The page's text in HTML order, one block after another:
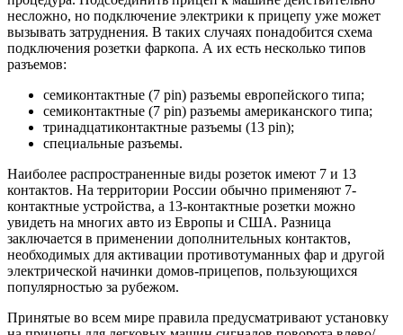
несложно, но подключение электрики к прицепу уже может
вызывать затруднения. В таких случаях понадобится схема
подключения розетки фаркопа. А их есть несколько типов
разъемов:
cемиконтактные (7 pin) разъемы европейского типа;
семиконтактные (7 pin) разъемы американского типа;
тринадцатиконтактные разъемы (13 pin);
специальные разъемы.
Наиболее распространенные виды розеток имеют 7 и 13
контактов. На территории России обычно применяют 7-
контактные устройства, а 13-контактные розетки можно
увидеть на многих авто из Европы и США. Разница
заключается в применении дополнительных контактов,
необходимых для активации противотуманных фар и другой
электрической начинки домов-прицепов, пользующихся
популярностью за рубежом.
Принятые во всем мире правила предусматривают установку